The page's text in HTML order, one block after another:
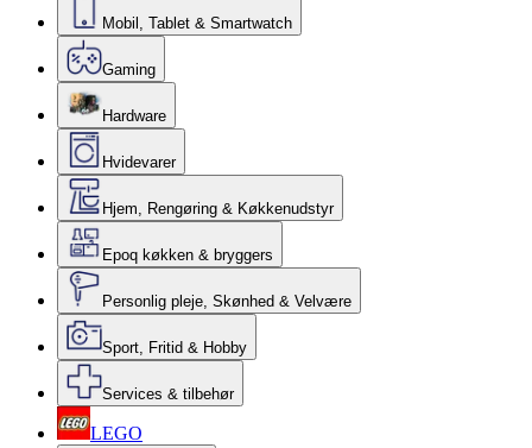
Mobil, Tablet & Smartwatch
Gaming
Hardware
Hvidevarer
Hjem, Rengøring & Køkkenudstyr
Epoq køkken & bryggers
Personlig pleje, Skønhed & Velvære
Sport, Fritid & Hobby
Services & tilbehør
LEGO